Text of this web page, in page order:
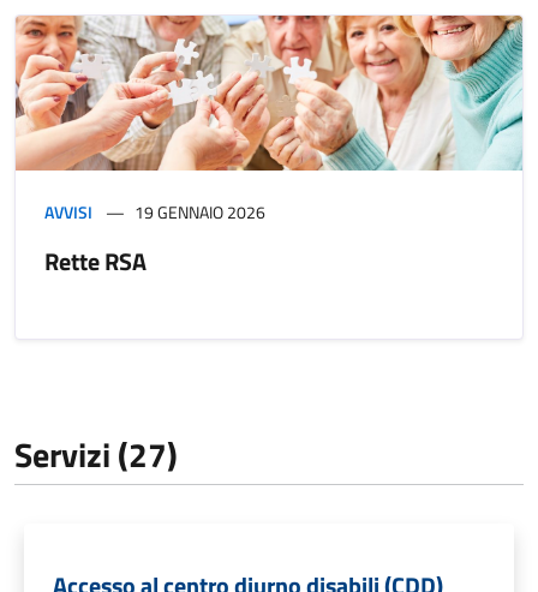
AVVISI 19 GENNAIO 2026
Rette RSA
Servizi (27)